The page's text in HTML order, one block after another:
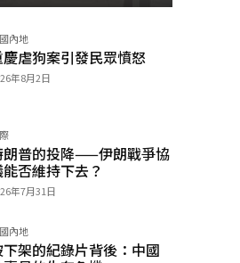
內地
虐狗案引發民眾憤怒
年8月2日
朗普的投降——伊朗戰爭協
能否維持下去？
年7月31日
內地
架的紀錄片背後：中國